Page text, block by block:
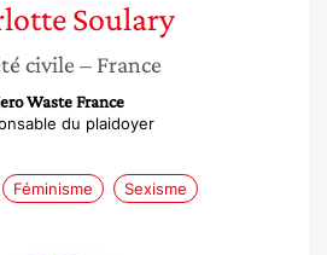
Soulary
civile – France
Waste France
du plaidoyer
Féminisme Sexisme